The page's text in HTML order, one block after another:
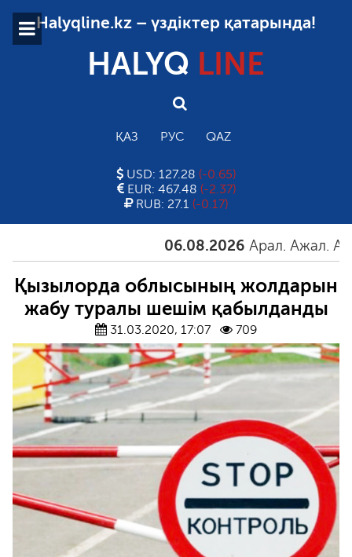
Halyqline.kz – үздіктер қатарында!
HALYQ LINE
ҚАЗ РУС QAZ
USD: 127.28 (-0.65)
EUR: 467.48 (-2.37)
RUB: 27.1 (-0.17)
06.08.2026 Арал. Ажал. Айғақ
Қызылорда облысының жолдарын
жабу туралы шешім қабылданды
31.03.2020, 17:07 709